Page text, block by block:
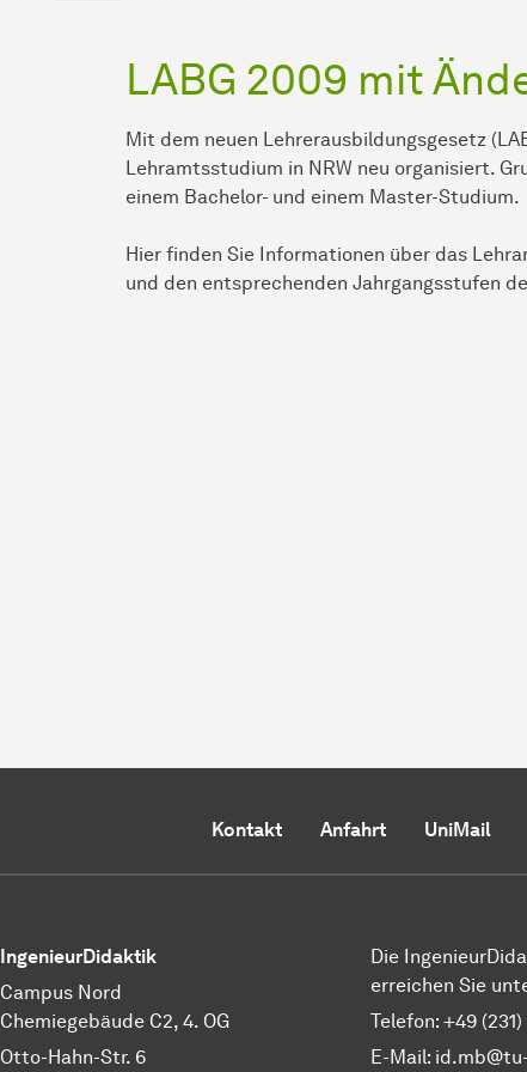
LABG 2009 mit
Mit dem neuen Lehrerausbildungsgesetz
Lehramtsstudium in NRW neu organisiert.
einem Bachelor- und einem Master-Studium.
Hier finden Sie Informationen über das
und den entsprechenden Jahrgangsstufen
Kontakt Anfahrt UniMail
IngenieurDidaktik
Campus Nord
Chemiegebäude C2, 4. OG
Otto-Hahn-Str. 6
Die
erreichen Sie
Telefon: +49 (231)
E-Mail: